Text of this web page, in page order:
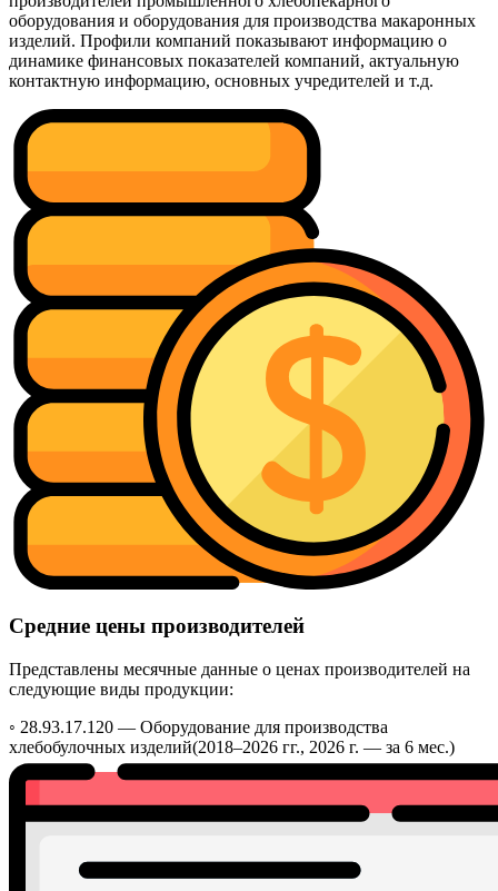
оборудования и оборудования для производства макаронных
изделий. Профили компаний показывают информацию о
динамике финансовых показателей компаний, актуальную
контактную информацию, основных учредителей и т.д.
Средние цены производителей
Представлены месячные данные о ценах производителей на
следующие виды продукции:
◦ 28.93.17.120 — Оборудование для производства
хлебобулочных изделий(2018–2026 гг., 2026 г. — за 6 мес.)